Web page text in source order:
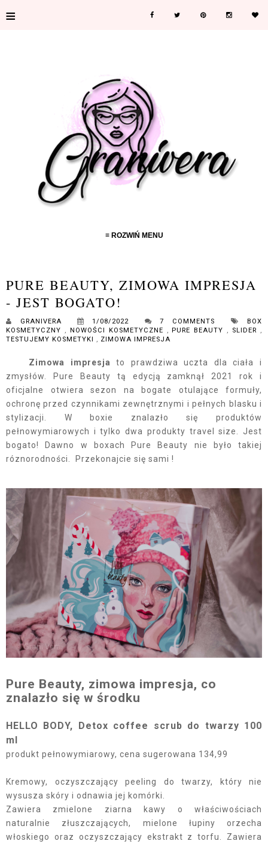
≡
≡ ROZWIŃ MENU
PURE BEAUTY, ZIMOWA IMPRESJA
- JEST BOGATO!
GRANIVERA 1/08/2022 7 COMMENTS
BOX
KOSMETYCZNY , NOWOŚCI KOSMETYCZNE ,PURE BEAUTY , SLIDER ,
TESTUJEMY KOSMETYKI , ZIMOWA IMPRESJA
Zimowa impresja
to prawdziwa uczta dla ciała i
zmysłów. Pure Beauty tą edycją zamknął 2021 rok i
oficjalne otwiera sezon na bogate otulające formuły,
ochronę przed czynnikami zewnętrznymi i pełnych blasku i
stylizacji. W boxie znalazło się produktów
pełnowymiarowych i tylko dwa produkty travel size. Jest
bogato! Dawno w boxach Pure Beauty nie było takiej
róznorodności. Przekonajcie się sami !
Pure Beauty, zimowa impresja, co
znalazło się w środku
HELLO BODY, Detox coffee scrub do twarzy 100
ml
produkt pełnowymiarowy, cena sugerowana 134,99
Kremowy, oczyszczający peeling do twarzy, który nie
wysusza skóry i odnawia jej komórki.
Zawiera zmielone ziarna kawy o właściwościach
naturalnie złuszczających, mielone łupiny orzecha
włoskiego oraz oczyszczający ekstrakt z torfu. Zawiera